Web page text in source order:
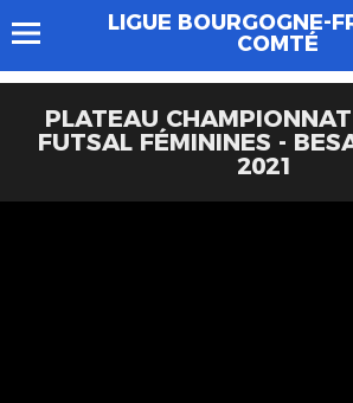
LIGUE BOURGOGNE-
COMTÉ
PLATEAU
FUTSAL FÉMININES -
2021